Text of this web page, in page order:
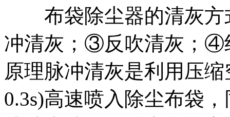
布袋除尘器的清灰方
冲清灰；③反吹清灰；④
原理脉冲清灰是利用压
0.3s)高速喷入除尘布袋